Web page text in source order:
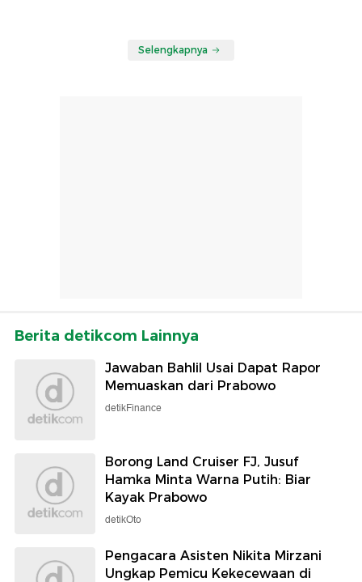
Selengkapnya
Berita detikcom Lainnya
Jawaban Bahlil Usai Dapat Rapor
Memuaskan dari Prabowo
detikFinance
Borong Land Cruiser FJ, Jusuf
Hamka Minta Warna Putih: Biar
Kayak Prabowo
detikOto
Pengacara Asisten Nikita Mirzani
Ungkap Pemicu Kekecewaan di